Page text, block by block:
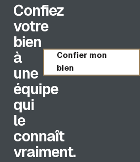
Confiez
votre
bien
à
une
équipe
qui
le
connaît
vraiment.
Confier mon
bien